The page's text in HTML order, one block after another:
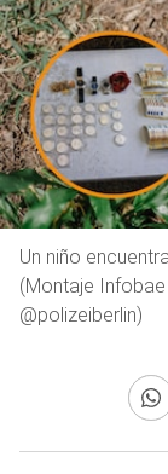
Un niño
(Montaje
@polizeiberlin)